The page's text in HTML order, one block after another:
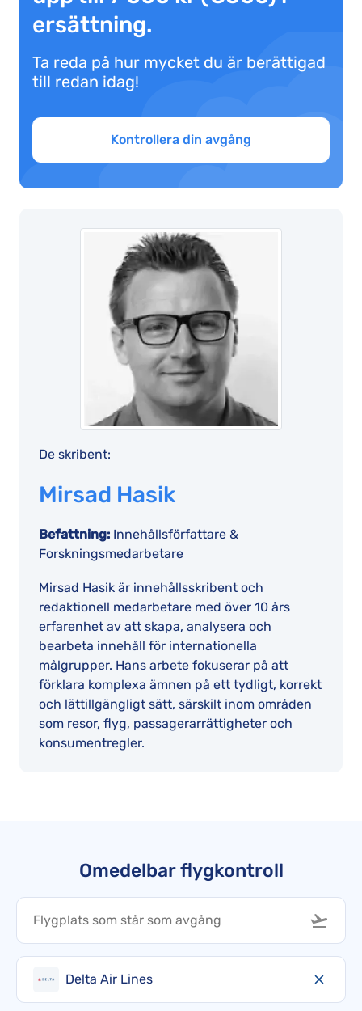
ersättning.
Ta reda på hur mycket du är berättigad
till redan idag!
Kontrollera din avgång
De skribent:
Mirsad Hasik
Befattning: Innehållsförfattare &
Forskningsmedarbetare
Mirsad Hasik är innehållsskribent och
redaktionell medarbetare med över 10 års
erfarenhet av att skapa, analysera och
bearbeta innehåll för internationella
målgrupper. Hans arbete fokuserar på att
förklara komplexa ämnen på ett tydligt, korrekt
och lättillgängligt sätt, särskilt inom områden
som resor, flyg, passagerarrättigheter och
konsumentregler.
Omedelbar flygkontroll
Delta Air Lines